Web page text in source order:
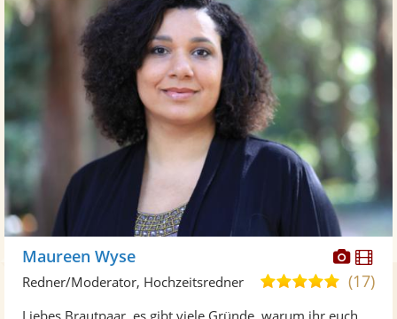
Maureen Wyse
5,0(17)
Redner/Moderator, Hochzeitsredner
Liebes Brautpaar, es gibt viele Gründe, warum ihr euch